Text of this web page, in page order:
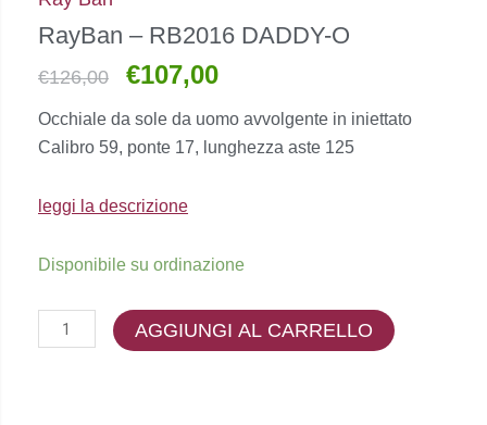
RayBan – RB2016 DADDY-O
€126,00
Il
originale
era:
€107,00Il
attuale
è:
Occhiale da sole da uomo avvolgente in iniettato
Calibro 59, ponte 17, lunghezza aste 125
leggi la descrizione
Disponibile su ordinazione
RayBan
RB2016
DADDY-
AGGIUNGI AL CARRELLO